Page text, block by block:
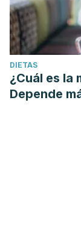
DIETAS
¿Cuál es la
Depende